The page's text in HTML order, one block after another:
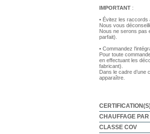
IMPORTANT :
• Évitez les raccords
Nous vous
Nous ne serons pas
parfait).
• Commandez
Pour toute
en effectuant les
fabricant).
Dans le cadre d’une
apparaître.
CHAUFFAGE
CLASSE COV